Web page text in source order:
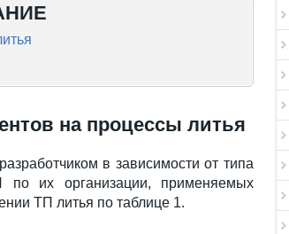
на процессы литья
в зависимости от типа
по их организации, применяемых
ТП литья по таблице 1.